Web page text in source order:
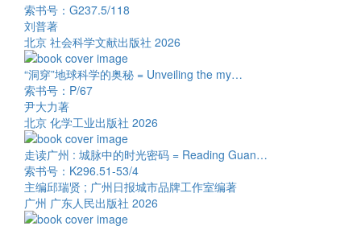
索书号：G237.5/118
刘普著
北京 社会科学文献出版社 2026
“洞穿”地球科学的奥秘 = Unveiling the my…
索书号：P/67
尹大力著
北京 化学工业出版社 2026
走读广州 : 城脉中的时光密码 = Reading Guan…
索书号：K296.51-53/4
主编邱瑞贤 ; 广州日报城市品牌工作室编著
广州 广东人民出版社 2026